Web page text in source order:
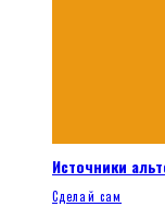
Источники
Сделай сам